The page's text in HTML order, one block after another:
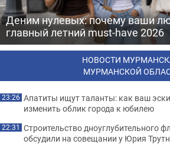
Деним нулевых: почему ваши
главный летний must-have 2026
НОВОСТИ
МУРМАНСКОЙ
23:26 Апатиты ищут таланты: как ваш
изменить облик города к юбилею
22:31 Строительство дноуглубительного
обсудили на совещании у Юрия